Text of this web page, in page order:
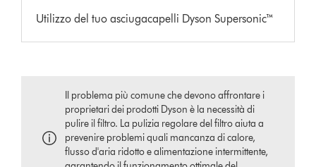
Utilizzo del tuo asciugacapelli Dyson Supersonic™
Il problema più comune che devono affrontare i
proprietari dei prodotti Dyson è la necessità di
pulire il filtro. La pulizia regolare del filtro aiuta a
prevenire problemi quali mancanza di calore,
flusso d'aria ridotto e alimentazione intermittente,